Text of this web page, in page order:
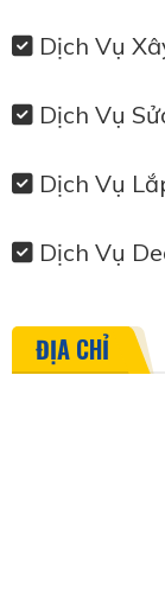
Dịch Vụ
Dịch Vụ
Dịch Vụ
Dịch Vụ
ĐỊA CHỈ